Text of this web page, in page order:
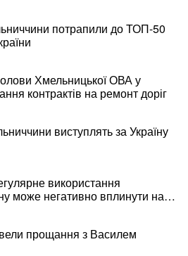
потрапили до ТОП-50
Хмельницької ОВА у
контрактів на ремонт доріг
виступлять за Україну
використання
може негативно вплинути на
прощання з Василем